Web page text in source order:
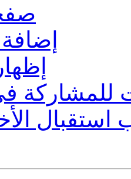
للمشاركة